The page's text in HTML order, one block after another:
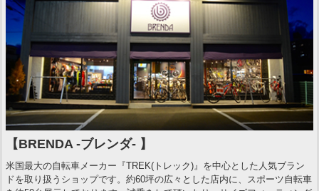
【BRENDA -ブレンダ- 】
米国最大の自転車メーカー『TREK(トレック)』を中心とした人気ブラン
ドを取り扱うショップです。約60坪の広々とした店内に、スポーツ自転車